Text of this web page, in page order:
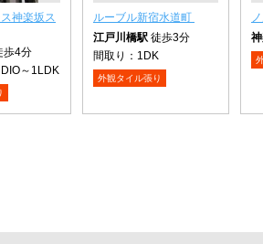
神楽坂ス
4分
～1LDK
ルーブル新宿水道町
江戸川橋駅 徒歩3分
間取り： 1DK
外観タイル張り